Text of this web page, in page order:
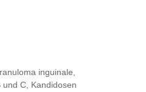
inguinale,
C, Kandidosen